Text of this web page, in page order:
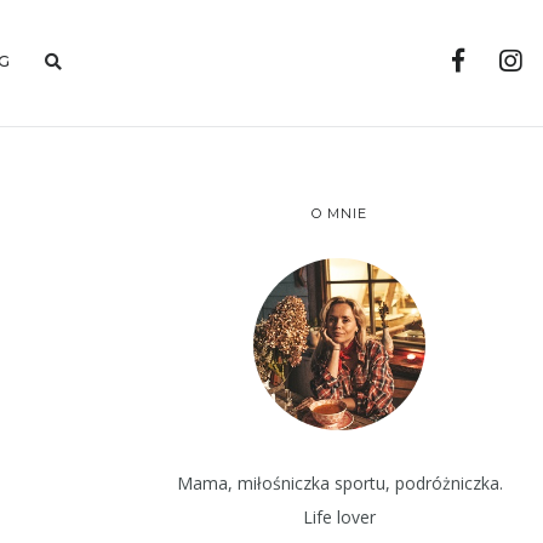
O MNIE
Mama, miłośniczka sportu, podróżniczka.
Life lover